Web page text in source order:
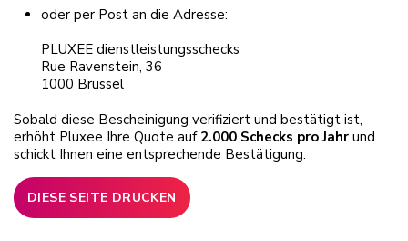
oder per Post an die Adresse:
PLUXEE dienstleistungsschecks
Rue Ravenstein, 36
1000 Brüssel
Sobald diese Bescheinigung verifiziert und bestätigt ist,
erhöht Pluxee Ihre Quote auf 2.000 Schecks pro Jahr und
schickt Ihnen eine entsprechende Bestätigung.
DIESE SEITE DRUCKEN